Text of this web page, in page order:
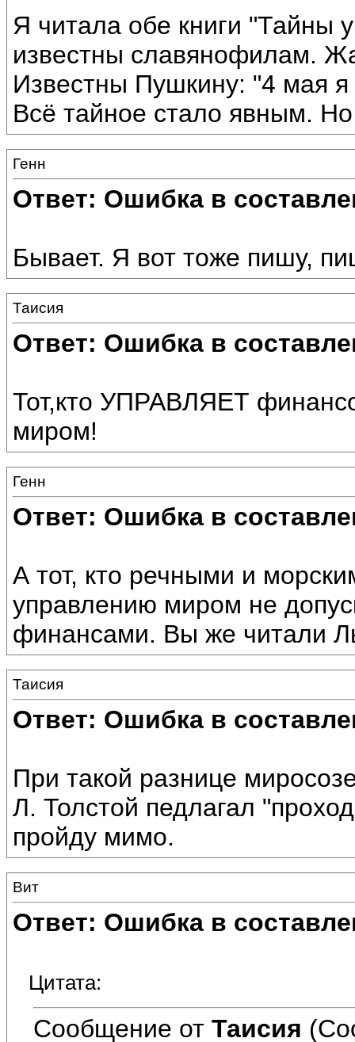
Я читала обе книги "Тайны
известны славянофилам.
Известны Пушкину: "4 мая
Всё тайное стало явным. Но
Генн
Ответ: Ошибка в
Бывает. Я вот тоже пишу,
Таисия
Ответ: Ошибка в
Тот,кто УПРАВЛЯЕТ
миром!
Генн
Ответ: Ошибка в
А тот, кто речными и
управлению миром не
финансами. Вы же читали
Таисия
Ответ: Ошибка в
При такой разнице
Л. Толстой педлагал
пройду мимо.
Вит
Ответ: Ошибка в
Цитата:
Сообщение от Таисия